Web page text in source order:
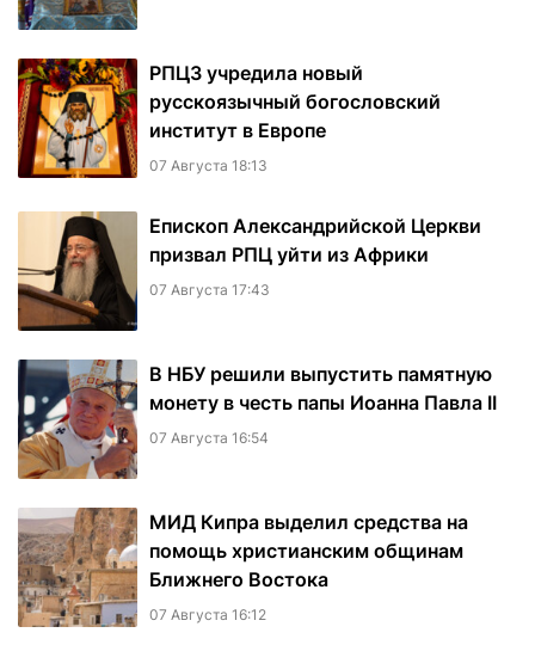
РПЦЗ учредила новый
русскоязычный богословский
институт в Европе
07 Августа 18:13
Епископ Александрийской Церкви
призвал РПЦ уйти из Африки
07 Августа 17:43
В НБУ решили выпустить памятную
монету в честь папы Иоанна Павла II
07 Августа 16:54
МИД Кипра выделил средства на
помощь христианским общинам
Ближнего Востока
07 Августа 16:12